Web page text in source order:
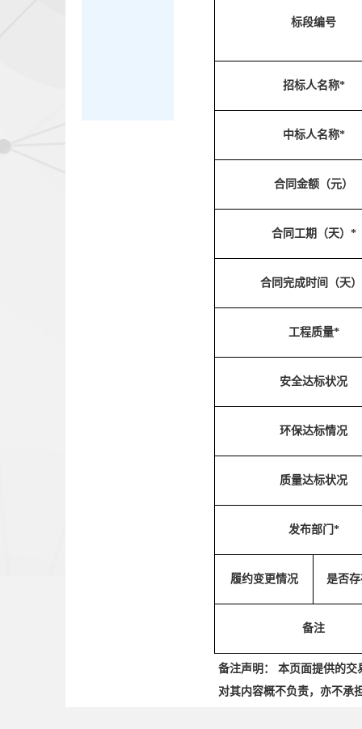
标段编号
招标人名称*
中标人名称*
合同金额（元）
合同工期（天）*
合同完成时间（天
工程质量*
安全达标状况
环保达标情况
质量达标状况
发布部门*
履约变更情况 是否
备注
备注声明： 本页面提供的
对其内容概不负责，亦不承